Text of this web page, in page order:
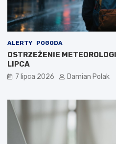
ALERTY POGODA
OSTRZEŻENIE
LIPCA
7 lipca 2026 Damian Polak